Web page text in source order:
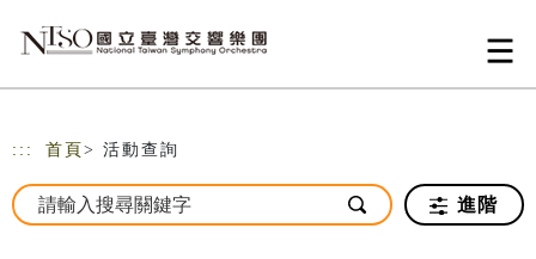
::: 首頁 > 活動查詢
進階